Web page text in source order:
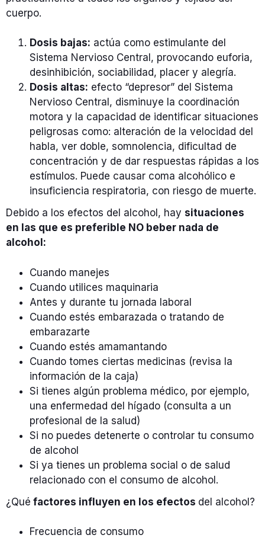
cuerpo.
Dosis bajas: actúa como estimulante del
Sistema Nervioso Central, provocando euforia,
desinhibición, sociabilidad, placer y alegría.
Dosis altas: efecto “depresor” del Sistema
Nervioso Central, disminuye la coordinación
motora y la capacidad de identificar situaciones
peligrosas como: alteración de la velocidad del
habla, ver doble, somnolencia, dificultad de
concentración y de dar respuestas rápidas a los
estímulos. Puede causar coma alcohólico e
insuficiencia respiratoria, con riesgo de muerte.
Debido a los efectos del alcohol, hay situaciones
en las que es preferible NO beber nada de
alcohol:
Cuando manejes
Cuando utilices maquinaria
Antes y durante tu jornada laboral
Cuando estés embarazada o tratando de
embarazarte
Cuando estés amamantando
Cuando tomes ciertas medicinas (revisa la
información de la caja)
Si tienes algún problema médico, por ejemplo,
una enfermedad del hígado (consulta a un
profesional de la salud)
Si no puedes detenerte o controlar tu consumo
de alcohol
Si ya tienes un problema social o de salud
relacionado con el consumo de alcohol.
¿Qué factores influyen en los efectos del alcohol?
Frecuencia de consumo